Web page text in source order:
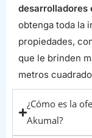
desarrolladores
obtenga toda la
propiedades,
que le brinden
metros
¿Cómo es la
Akumal?